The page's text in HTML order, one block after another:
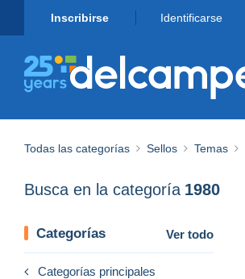
Inscribirse Identificarse
Todas las categorías Sellos Temas
Busca en la categoría 1980
Categorías Ver todo
Categorías principales